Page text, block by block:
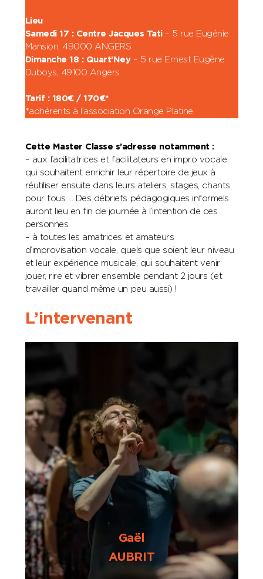
Lieu
Samedi 17 : Centre Jacques Tati– 5 rue Eugénie
Mansion, 49000 ANGERS
Dimanche 18 : Quart’Ney – 5 rue Ernest Eugène
Duboys, 49100 Angers
Tarif : 180€ / 170€*
*adhérents à l’association Orange Platine
Cette Master Classe s’adresse notamment :
– aux facilitatrices et facilitateurs en impro vocale
qui souhaitent enrichir leur répertoire de jeux à
réutiliser ensuite dans leurs ateliers, stages, chants
pour tous … Des débriefs pédagogiques informels
auront lieu en fin de journée à l’intention de ces
personnes.
– à toutes les amatrices et amateurs
d’improvisation vocale, quels que soient leur niveau
et leur expérience musicale, qui souhaitent venir
jouer, rire et vibrer ensemble pendant 2 jours (et
travailler quand même un peu aussi) !
L’intervenant
Gaël
AUBRIT